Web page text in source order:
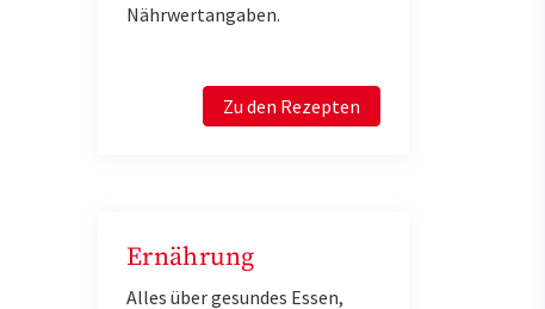
Nährwertangaben.
Zu den Rezepten
Ernährung
Alles über gesundes Essen,